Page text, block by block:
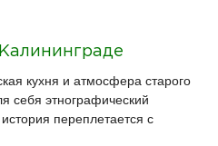
кухня и атмосфера старого
себя этнографический
переплетается с